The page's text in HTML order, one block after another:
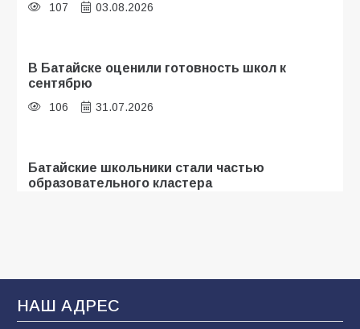
107 03.08.2026
В Батайске оценили готовность школ к
сентябрю
106 31.07.2026
Батайские школьники стали частью
образовательного кластера
деле происходит в армии России в августе
2026 года
101 03.08.2026
НАШ АДРЕС